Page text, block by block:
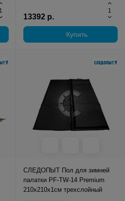
13392 р.
Купить
СЛЕДОПЫТ Пол для зимней
палатки PF-TW-14 Premium
210х210х1см трехслойный